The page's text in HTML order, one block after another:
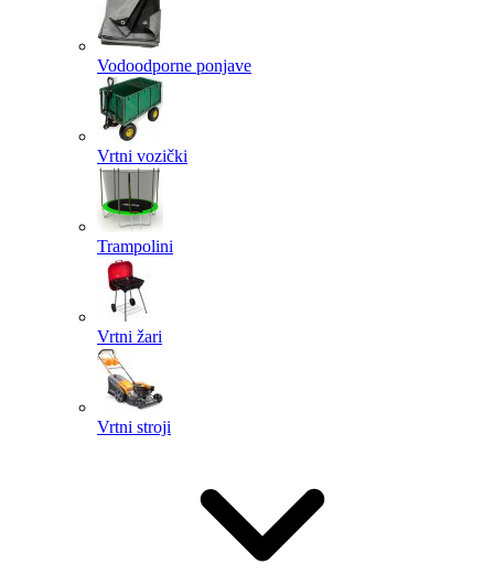
Vodoodporne ponjave
Vrtni vozički
Trampolini
Vrtni žari
Vrtni stroji